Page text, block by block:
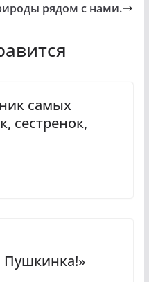
рядом с нами.
самых
сестренок,